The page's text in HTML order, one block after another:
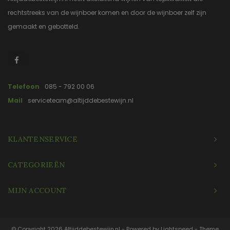
rechtstreeks van de wijnboer komen en door de wijnboer zelf zijn
gemaakt en gebotteld.
Telefoon
085 - 792 00 06
Mail
serviceteam@altijddebestewijn.nl
KLANTENSERVICE
CATEGORIEËN
MIJN ACCOUNT